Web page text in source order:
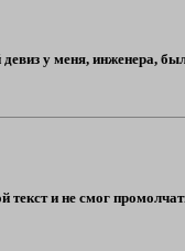
у меня, инженера,
текст и не смог